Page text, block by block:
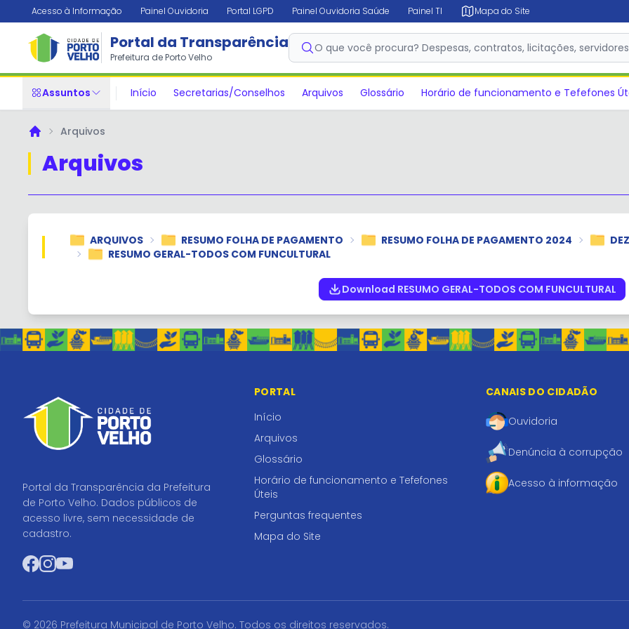
Acesso à Informação Painel Ouvidoria Portal LGPD Painel Ouvidoria Saúde Painel TI Mapa do Site
Portal da Transparência
Prefeitura de Porto Velho
O que você procura? Despesas, contratos, licitações,
Assuntos Início Secretarias/Conselhos Arquivos Glossário Horário de funcionamento e Tefefones
PrincipalArquivos
Arquivos
ARQUIVOS RESUMO FOLHA DE PAGAMENTO RESUMO FOLHA DE PAGAMENTO 2024
RESUMO GERAL-TODOS COM FUNCULTURAL
Download RESUMO GERAL-TODOS COM FUNCULTURAL
Portal da Transparência da Prefeitura
de Porto Velho. Dados públicos de
acesso livre, sem necessidade de
cadastro.
Facebook
Instagram
YouTube
PORTAL
Início
Arquivos
Glossário
Horário de funcionamento e Tefefones
Úteis
Perguntas frequentes
Mapa do Site
CANAIS DO CIDADÃO
Ouvidoria
Denúncia à corrupção
Acesso à informação
© 2026 Prefeitura Municipal de Porto Velho. Todos os direitos reservados.
✕